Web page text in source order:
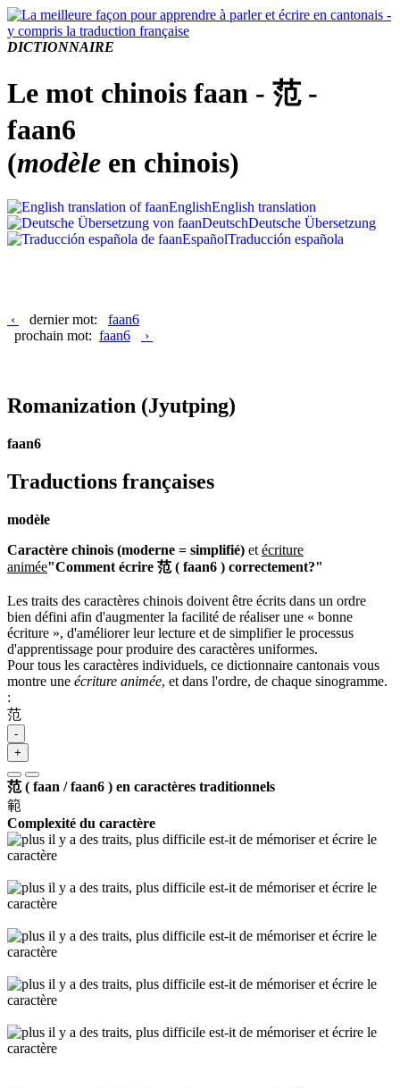
DICTIONNAIRE
Le mot chinois faan - 范 -
faan6
(modèle en chinois)
EnglishEnglish translation
DeutschDeutsche Übersetzung
EspañolTraducción española
‹ dernier mot: faan6
prochain mot: faan6 ›
Romanization (Jyutping)
faan6
Traductions françaises
modèle
Caractère chinois (moderne = simplifié) et écriture
animée"Comment écrire 范 ( faan6 ) correctement?"
Les traits des caractères chinois doivent être écrits dans un ordre
bien défini afin d'augmenter la facilité de réaliser une « bonne
écriture », d'améliorer leur lecture et de simplifier le processus
d'apprentissage pour produire des caractères uniformes.
Pour tous les caractères individuels, ce dictionnaire cantonais vous
montre une écriture animée, et dans l'ordre, de chaque sinogramme.
:
范
-
+
范 ( faan / faan6 ) en caractères traditionnels
範
Complexité du caractère